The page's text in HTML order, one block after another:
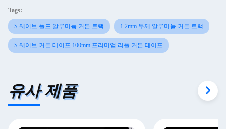
Tags:
S 웨이브 폴드 알루미늄 커튼 트랙 1.2mm 두께 알루미늄 커튼 트랙
S 웨이브 커튼 테이프 100mm 프리미엄 리플 커튼 테이프
유사 제품